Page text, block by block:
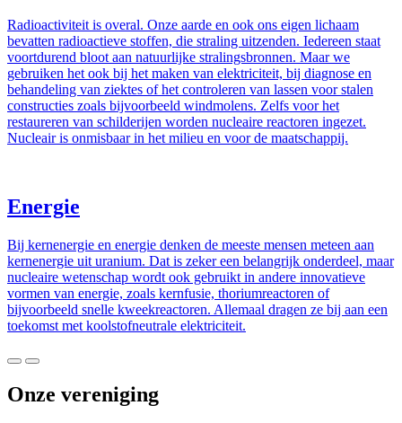
Radioactiviteit is overal. Onze aarde en ook ons eigen lichaam
bevatten radioactieve stoffen, die straling uitzenden. Iedereen staat
voortdurend bloot aan natuurlijke stralingsbronnen. Maar we
gebruiken het ook bij het maken van elektriciteit, bij diagnose en
behandeling van ziektes of het controleren van lassen voor stalen
constructies zoals bijvoorbeeld windmolens. Zelfs voor het
restaureren van schilderijen worden nucleaire reactoren ingezet.
Nucleair is onmisbaar in het milieu en voor de maatschappij.
Energie
Bij kernenergie en energie denken de meeste mensen meteen aan
kernenergie uit uranium. Dat is zeker een belangrijk onderdeel, maar
nucleaire wetenschap wordt ook gebruikt in andere innovatieve
vormen van energie, zoals kernfusie, thoriumreactoren of
bijvoorbeeld snelle kweekreactoren. Allemaal dragen ze bij aan een
toekomst met koolstofneutrale elektriciteit.
Onze vereniging